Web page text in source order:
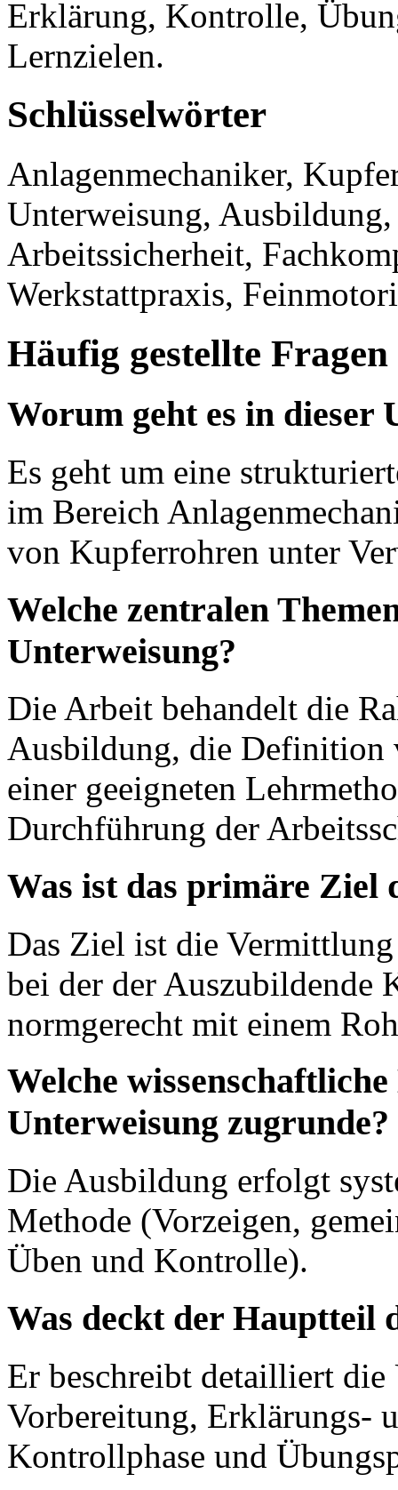
Erklärung, Kontrolle,
Lernzielen.
Schlüsselwörter
Anlagenmechaniker,
Unterweisung,
Arbeitssicherheit,
Werkstattpraxis,
Häufig gestellte Fragen
Worum geht es in dieser
Es geht um eine
im Bereich
von Kupferrohren unter
Welche zentralen
Unterweisung?
Die Arbeit behandelt die
Ausbildung, die Definition
einer geeigneten
Durchführung der
Was ist das primäre Ziel
Das Ziel ist die
bei der der Auszubildende
normgerecht mit einem
Welche
Unterweisung zugrunde?
Die Ausbildung erfolgt
Methode (Vorzeigen,
Üben und Kontrolle).
Was deckt der Hauptteil
Er beschreibt detailliert
Vorbereitung, Erklärungs-
Kontrollphase und